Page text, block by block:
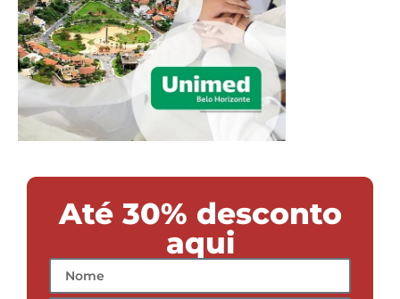
Até 30% desconto
aqui